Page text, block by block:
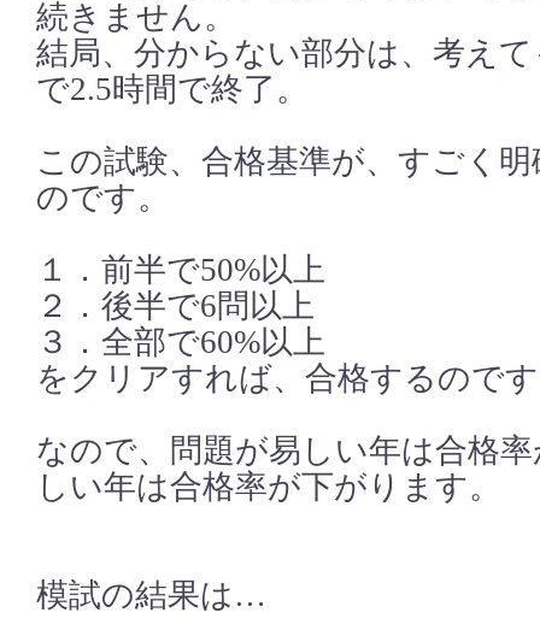
続きません。
結局、分からない部分は、考え
で2.5時間で終了。
この試験、合格基準が、すごく
のです。
１．前半で50%以上
２．後半で6問以上
３．全部で60%以上
をクリアすれば、合格するので
なので、問題が易しい年は合格
しい年は合格率が下がります。
模試の結果は…